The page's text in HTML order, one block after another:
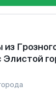
из
Элистой